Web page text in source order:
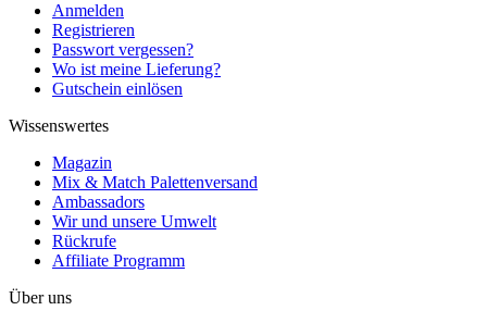
Anmelden
Registrieren
Passwort vergessen?
Wo ist meine Lieferung?
Gutschein einlösen
Wissenswertes
Magazin
Mix & Match Palettenversand
Ambassadors
Wir und unsere Umwelt
Rückrufe
Affiliate Programm
Über uns